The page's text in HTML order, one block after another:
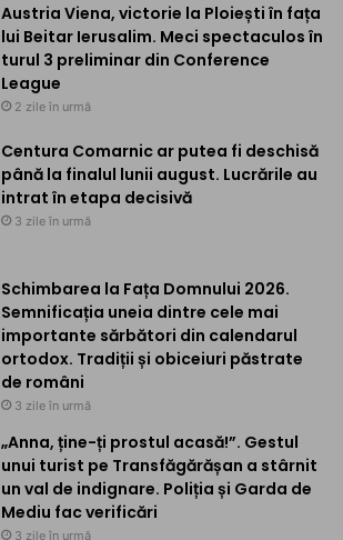
Austria Viena, victorie la Ploiești în fața
lui Beitar Ierusalim. Meci spectaculos în
turul 3 preliminar din Conference
League
2 zile în urmă
Centura Comarnic ar putea fi deschisă
până la finalul lunii august. Lucrările au
intrat în etapa decisivă
3 zile în urmă
Schimbarea la Fața Domnului 2026.
Semnificația uneia dintre cele mai
importante sărbători din calendarul
ortodox. Tradiții și obiceiuri păstrate
de români
3 zile în urmă
„Anna, ține-ți prostul acasă!”. Gestul
unui turist pe Transfăgărășan a stârnit
un val de indignare. Poliția și Garda de
Mediu fac verificări
3 zile în urmă